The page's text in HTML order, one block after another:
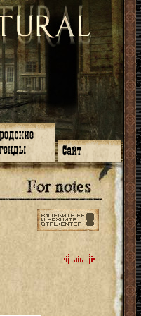
14
13
11
12
9
6
О нас
ЧаВо
Поиск
Ссылки
Карта сайта